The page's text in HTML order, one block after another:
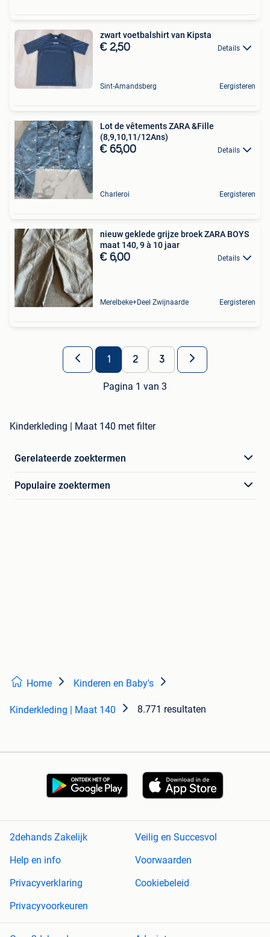
zwart voetbalshirt van Kipsta
€ 2,50 Details
Sint-Amandsberg Eergisteren
Lot de vêtements ZARA &Fille
(8,9,10,11/12Ans)
€ 65,00 Details
Charleroi Eergisteren
nieuw geklede grijze broek ZARA BOYS
maat 140, 9 à 10 jaar
€ 6,00 Details
Merelbeke+Deel Zwijnaarde Eergisteren
1 2 3
Pagina 1 van 3
Kinderkleding | Maat 140 met filter
Gerelateerde zoektermen
Populaire zoektermen
Home Kinderen en Baby's
Kinderkleding | Maat 140 8.771 resultaten
2dehands Zakelijk
Veilig en Succesvol
Help en info
Voorwaarden
Privacyverklaring
Cookiebeleid
Privacyvoorkeuren